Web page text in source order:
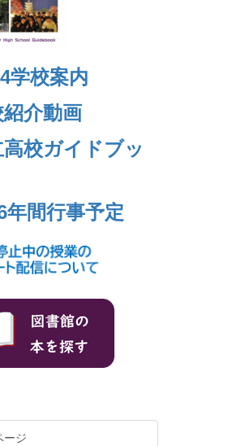
学校案内
介動画
校ガイドブッ
年間行事予定
ージ